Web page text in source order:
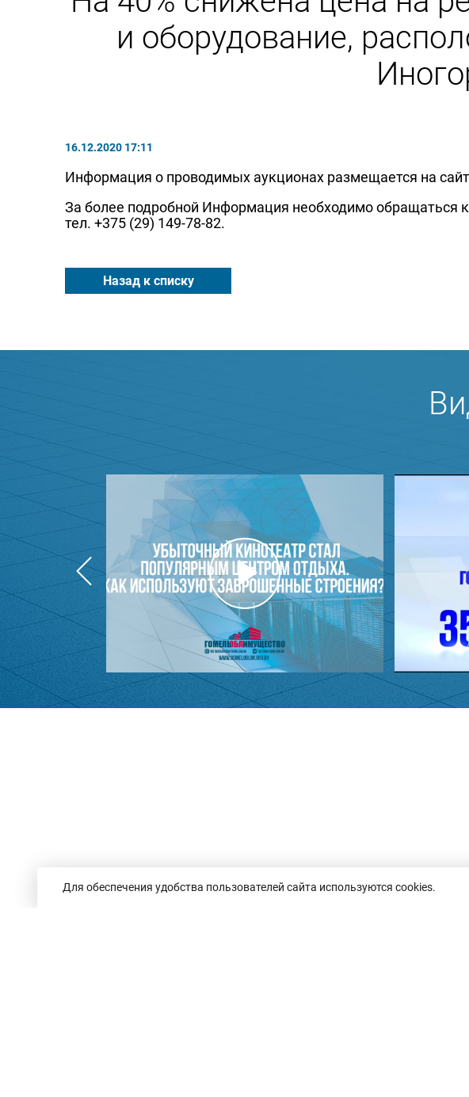
и оборудование,
16.12.2020 17:11
Информация о проводимых аукционах размещается на
За более подробной Информация необходимо обращаться
тел. +375 (29) 149-78-82.
Назад к списку
Для обеспечения удобства пользователей сайта используются cookies.